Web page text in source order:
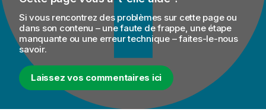
Si vous rencontrez des problèmes sur cette page ou
dans son contenu – une faute de frappe, une étape
manquante ou une erreur technique – faites-le-nous
savoir.
Laissez vos commentaires ici